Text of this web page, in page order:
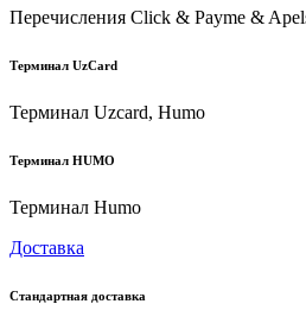
Перечисления Click & Payme &
Терминал UzCard
Терминал Uzcard, Humo
Терминал HUMO
Терминал Humo
Доставка
Стандартная доставка